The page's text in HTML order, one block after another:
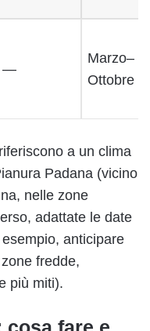
—
Marzo–
Ottobre
a un clima
Padana (vicino
nelle zone
adattate le date
anticipare
fredde,
più miti).